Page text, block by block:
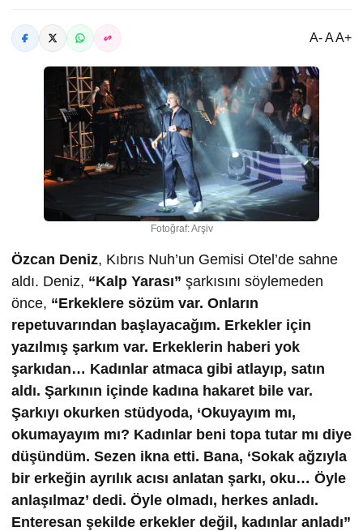
A- A A+
Fotoğraf: Arşiv
Özcan Deniz, Kıbrıs Nuh’un Gemisi Otel’de sahne
aldı. Deniz, “Kalp Yarası” şarkısını söylemeden
önce, “Erkeklere sözüm var. Onların
repetuvarından başlayacağım. Erkekler için
yazılmış şarkım var. Erkeklerin haberi yok
şarkıdan… Kadınlar atmaca gibi atlayıp, satın
aldı. Şarkının içinde kadına hakaret bile var.
Şarkıyı okurken stüdyoda, ‘Okuyayım mı,
okumayayım mı? Kadınlar beni topa tutar mı diye
düşündüm. Sezen ikna etti. Bana, ‘Sokak ağzıyla
bir erkeğin ayrılık acısı anlatan şarkı, oku… Öyle
anlaşılmaz’ dedi. Öyle olmadı, herkes anladı.
Enteresan şekilde erkekler değil, kadınlar anladı”